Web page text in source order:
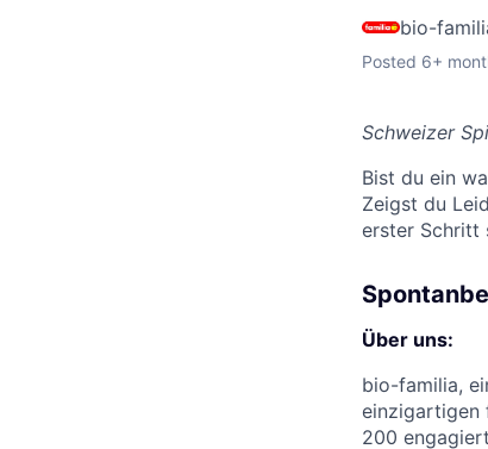
bio-
Posted 6+
Schweizer
Bist du ein
Zeigst du
erster Schritt
Über uns:
bio-familia,
einzigartigen
200